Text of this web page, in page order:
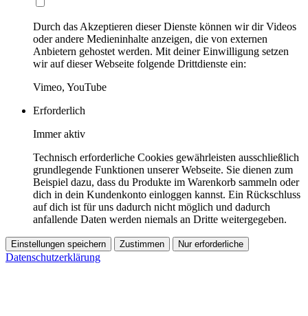
Durch das Akzeptieren dieser Dienste können wir dir Videos
oder andere Medieninhalte anzeigen, die von externen
Anbietern gehostet werden. Mit deiner Einwilligung setzen
wir auf dieser Webseite folgende Drittdienste ein:
Vimeo, YouTube
Erforderlich
Immer aktiv
Technisch erforderliche Cookies gewährleisten ausschließlich
grundlegende Funktionen unserer Webseite. Sie dienen zum
Beispiel dazu, dass du Produkte im Warenkorb sammeln oder
dich in dein Kundenkonto einloggen kannst. Ein Rückschluss
auf dich ist für uns dadurch nicht möglich und dadurch
anfallende Daten werden niemals an Dritte weitergegeben.
Einstellungen speichern Zustimmen Nur erforderliche
Datenschutzerklärung